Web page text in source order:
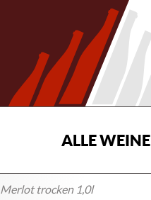
ALLE WEINE
Merlot trocken 1,0l